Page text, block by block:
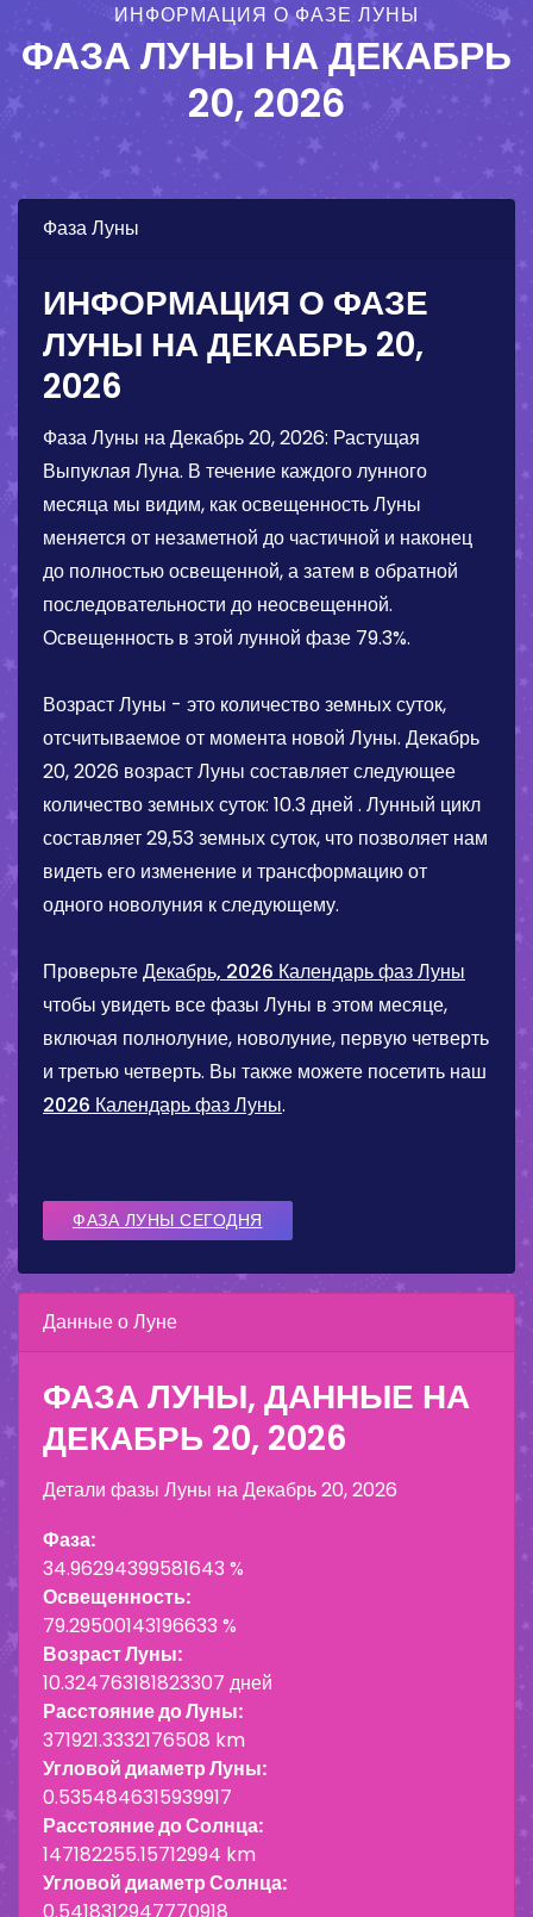
ИНФОРМАЦИЯ О ФАЗЕ ЛУНЫ
ФАЗА ЛУНЫ НА ДЕКАБРЬ
20, 2026
Фаза Луны
ИНФОРМАЦИЯ О ФАЗЕ
ЛУНЫ НАДЕКАБРЬ 20,
2026
Фаза Луны наДекабрь 20, 2026: Растущая
Выпуклая Луна. В течение каждого лунного
месяца мы видим, как освещенность Луны
меняется от незаметной до частичной и наконец
до полностью освещенной, а затем в обратной
последовательности до неосвещенной.
Освещенность в этой лунной фазе 79.3%.
Возраст Луны - это количество земных суток,
отсчитываемое от момента новой Луны. Декабрь
20, 2026 возраст Луны составляет следующее
количество земных суток: 10.3 дней . Лунный цикл
составляет 29,53 земных суток, что позволяет нам
видеть его изменение и трансформацию от
одного новолуния к следующему.
ПроверьтеДекабрь, 2026 Календарь фаз Луны
чтобы увидеть все фазы Луны в этом месяце,
включая полнолуние, новолуние, первую четверть
и третью четверть. Вы также можете посетить наш
2026 Календарь фаз Луны.
ФАЗА ЛУНЫ СЕГОДНЯ
Данные о Луне
ФАЗА ЛУНЫ, ДАННЫЕ НА
ДЕКАБРЬ 20, 2026
Детали фазы Луны наДекабрь 20, 2026
Фаза:
34.96294399581643 %
Освещенность:
79.29500143196633 %
Возраст Луны:
10.324763181823307 дней
Расстояние до Луны:
371921.3332176508 km
Угловой диаметр Луны:
0.5354846315939917
Расстояние до Солнца:
147182255.15712994 km
Угловой диаметр Солнца: